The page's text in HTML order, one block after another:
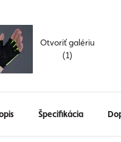
Otvoriť galériu
(1)
Špecifikácia